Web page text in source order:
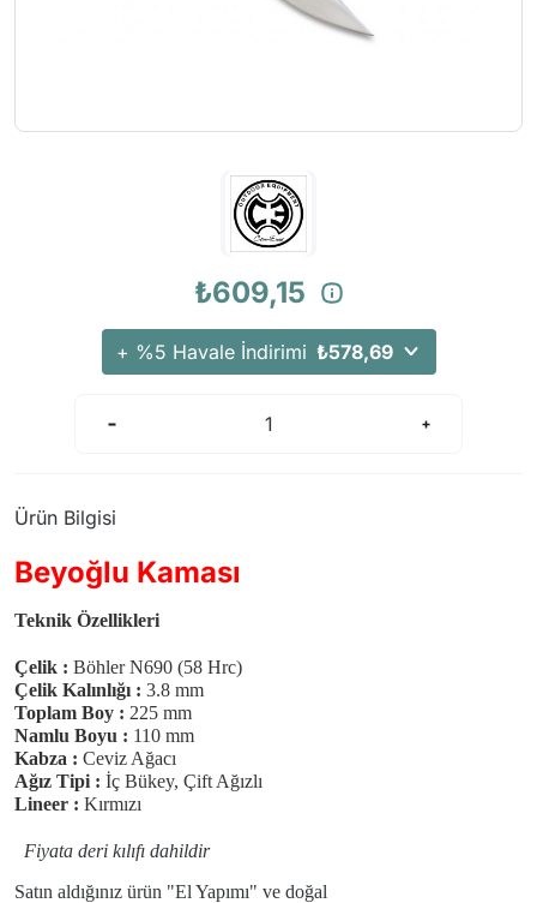
₺609,15
+ %5 Havale İndirimi ₺578,69
Ürün Bilgisi
Beyoğlu Kaması
Teknik Özellikleri
Çelik : Böhler N690 (58 Hrc)
Çelik Kalınlığı : 3.8 mm
Toplam Boy : 225 mm
Namlu Boyu : 110 mm
Kabza : Ceviz Ağacı
Ağız Tipi : İç Bükey, Çift Ağızlı
Lineer : Kırmızı
Fiyata deri kılıfı dahildir
Satın aldığınız ürün "El Yapımı" ve doğal